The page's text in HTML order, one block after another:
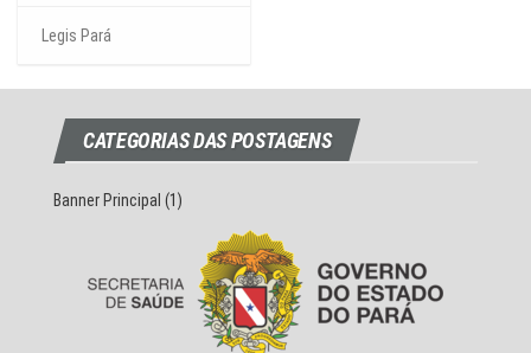
Legis Pará
CATEGORIAS DAS POSTAGENS
Banner Principal (1)